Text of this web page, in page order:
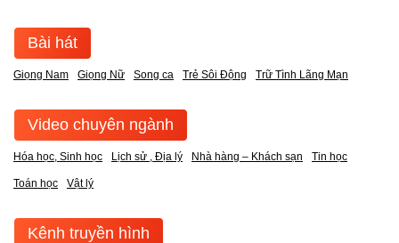
Bài hát
Giọng Nam Giọng Nữ Song ca Trẻ Sôi Động Trữ Tình Lãng Mạn
Video chuyên ngành
Hóa học, Sinh học Lịch sử , Địa lý Nhà hàng – Khách sạn Tin học
Toán học Vật lý
Kênh truyền hình